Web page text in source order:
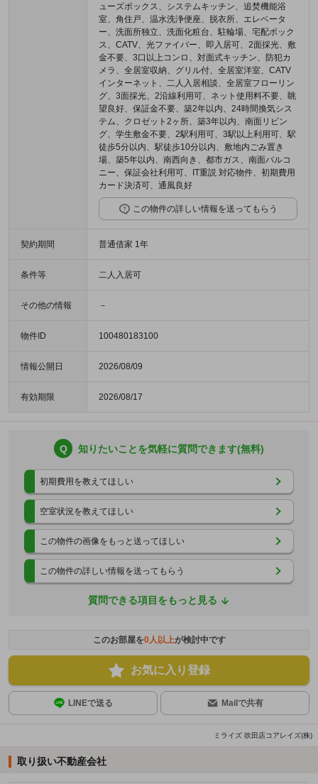
ューズボックス、システムキッチン、追焚機能浴
室、角住戸、温水洗浄便座、脱衣所、エレベータ
ー、洗面所独立、洗面化粧台、駐輪場、宅配ボック
ス、CATV、光ファイバー、即入居可、2面採光、敷
金不要、3口以上コンロ、対面式キッチン、防犯カ
メラ、全居室収納、グリル付、全居室洋室、CATV
インターネット、二人入居相談、全居室フローリン
グ、3面採光、2沿線利用可、ネット使用料不要、眺
望良好、保証金不要、築2年以内、24時間換気シス
テム、クロゼット2ヶ所、築3年以内、南面リビン
グ、学生敷金不要、2駅利用可、3駅以上利用可、駅
徒歩5分以内、駅徒歩10分以内、敷地内ごみ置き
場、築5年以内、南西向き、都市ガス、南面バルコ
ニー、保証会社利用可、IT重説 対応物件、初期費用
カード決済可、通風良好
この物件の詳しい情報を送ってもらう
契約期間 普通借家 1年
条件等 二人入居可
その他の情報 －
物件ID 100480183100
情報公開日 2026/08/09
有効期限 2026/08/17
Q 知りたいことを気軽に質問できます(無料)
初期費用を教えてほしい
空室状況を教えてほしい
この物件の画像をもっと送ってほしい
この物件の詳しい情報を送ってもらう
質問できる項目をもっと見る
このお部屋を0人以上が検討中です
お気に入り登録
LINEで送る Mailで共有
ミライズ 吹田店コアレイズ(株)
取り扱い不動産会社